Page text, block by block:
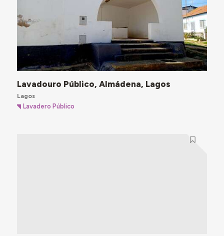
Lavadouro Público, Almádena, Lagos
Lagos
Lavadero Público